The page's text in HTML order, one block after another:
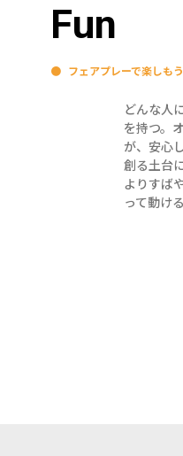
Fun
● フェアプレーで楽しもう
どんな人
を持つ。
が、安心
創る土台
よりすば
って動け